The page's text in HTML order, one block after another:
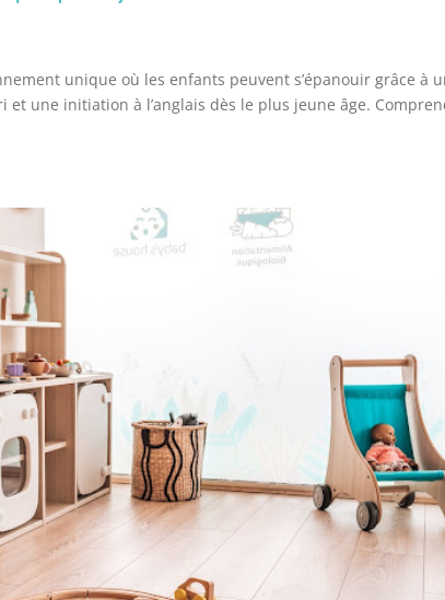
unique où les enfants peuvent s’épanouir grâce à
une initiation à l’anglais dès le plus jeune âge.